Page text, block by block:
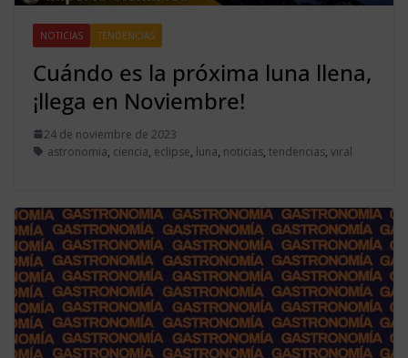
NOTICIAS TENDENCIAS
Cuándo es la próxima luna llena,
¡llega en Noviembre!
24 de noviembre de 2023
astronomia, ciencia, eclipse, luna, noticias, tendencias, viral